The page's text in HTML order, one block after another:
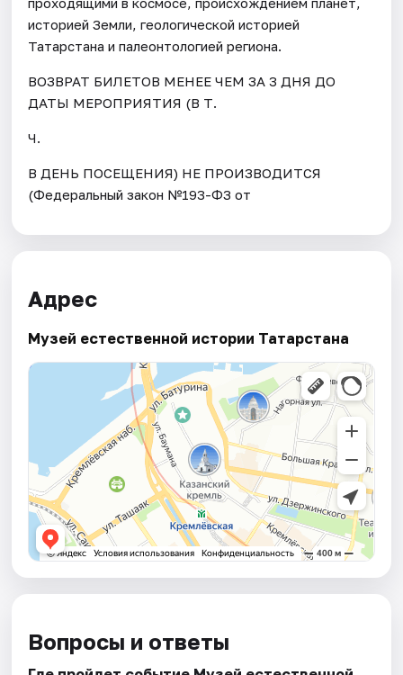
историей Земли, геологической историей
Татарстана и палеонтологией региона.
ВОЗВРАТ БИЛЕТОВ МЕНЕЕ ЧЕМ ЗА 3 ДНЯ ДО
ДАТЫ МЕРОПРИЯТИЯ (В Т.
Ч.
В ДЕНЬ ПОСЕЩЕНИЯ) НЕ ПРОИЗВОДИТСЯ
(Федеральный закон №193-ФЗ от
Адрес
Музей естественной истории Татарстана
Вопросы и ответы